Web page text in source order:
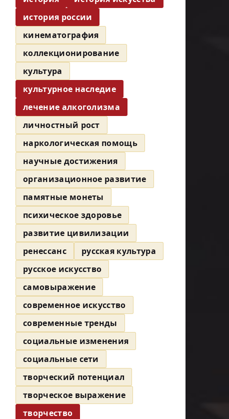
история россии
кинематография
коллекционирование
культура
культурное наследие
лечение алкоголизма
личностный рост
наркологическая помощь
научные достижения
организационное развитие
памятные монеты
психическое здоровье
развитие цивилизации
ренессанс
русская культура
русское искусство
самовыражение
современное искусство
современные тренды
социальные изменения
социальные сети
творческий потенциал
творческое выражение
творчество